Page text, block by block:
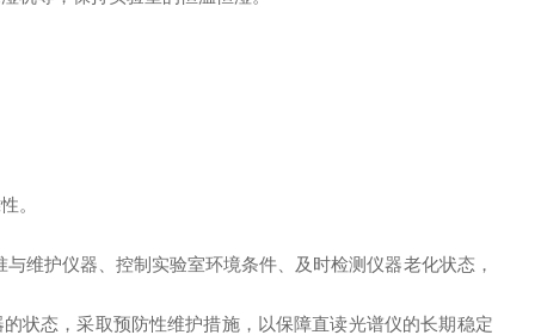
。
护仪器、控制实验室环境条件、及时检测仪器老化状态，
态，采取预防性维护措施，以保障直读光谱仪的长期稳定